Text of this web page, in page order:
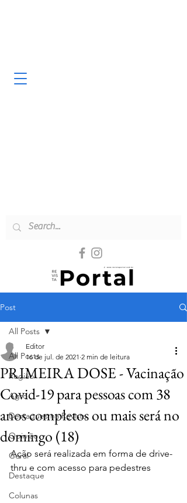
Post
All Posts
Região
Agro
Destaques na Revista
Opinião
Geral
Destaque
Colunas
All Posts
PRIMEIRA DOSE - Vacinação
Covid-19 para pessoas com 38
anos completos ou mais será no
domingo (18)
Editor
16 de jul. de 2021 2 min de leitura
Ação será realizada em forma de drive-
thru e com acesso para pedestres